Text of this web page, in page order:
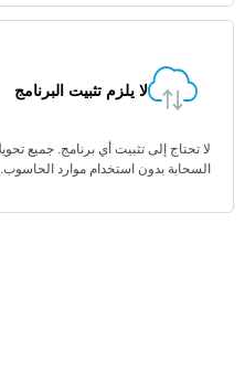
لا يلزم تثبيت البرنامج
السحابة بدون استخدام موارد الحاسوب.